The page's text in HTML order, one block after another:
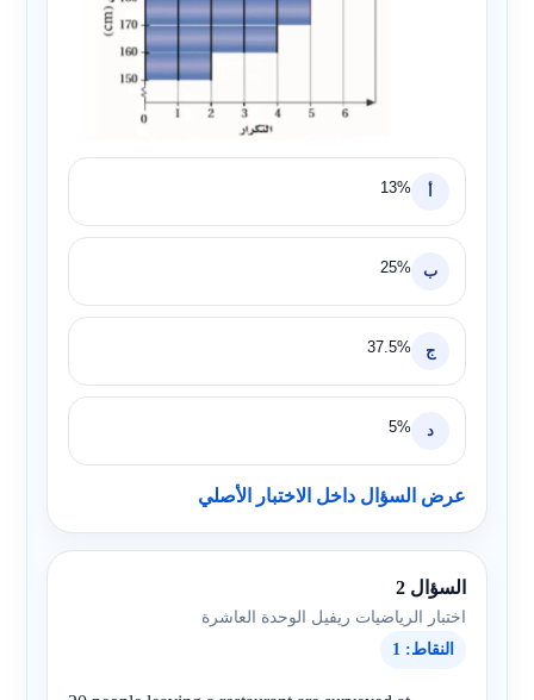
13%
ب 25%
ج 37.5%
د 5%
عرض السؤال داخل الاختبار الأصلي
السؤال 2
اختبار الرياضيات ريفيل الوحدة العاشرة
النقاط: 1